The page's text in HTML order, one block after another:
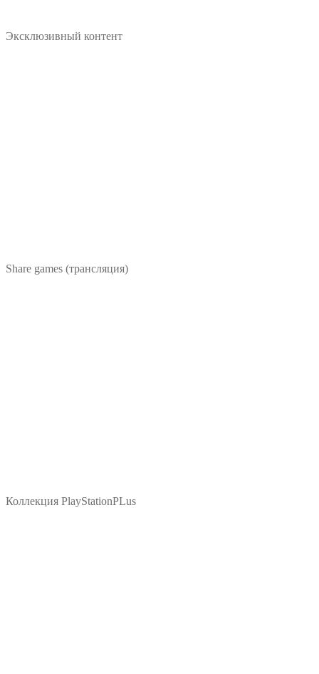
Эксклюзивный контент
Share games (трансляция)
Коллекция PlayStationPLus